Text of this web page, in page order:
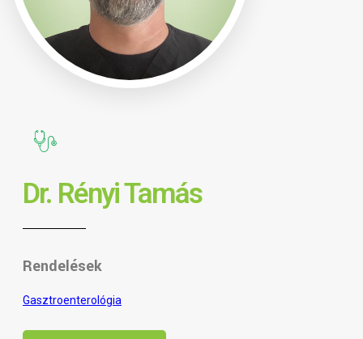
Dr. Rényi Tamás
Rendelések
Gasztroenterológia